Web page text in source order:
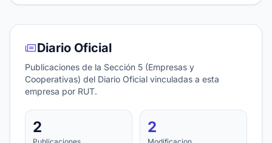
Diario Oficial
Publicaciones de la Sección 5 (Empresas y
Cooperativas) del Diario Oficial vinculadas a esta
empresa por RUT.
2 2